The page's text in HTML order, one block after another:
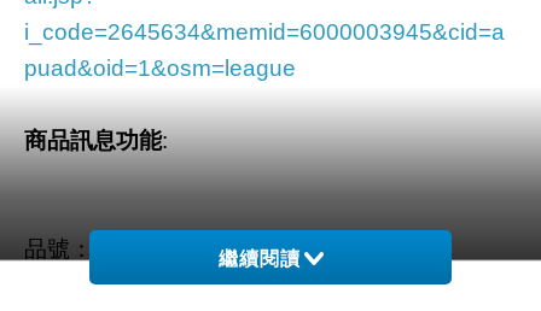
i_code=2645634&memid=6000003945&cid=a
puad&oid=1&osm=league
商品訊息功能:
品號：2645634 繼續閱讀